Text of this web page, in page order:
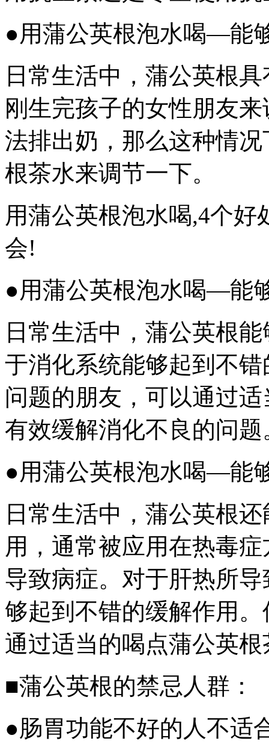
●用蒲公英根泡水喝—能
日常生活中，蒲公英根
刚生完孩子的女性朋友
法排出奶，那么这种情
根茶水来调节一下。
用蒲公英根泡水喝,4个
会!
●用蒲公英根泡水喝—能
日常生活中，蒲公英根
于消化系统能够起到不
问题的朋友，可以通过
有效缓解消化不良的问题
●用蒲公英根泡水喝—能
日常生活中，蒲公英根
用，通常被应用在热毒
导致病症。对于肝热所
够起到不错的缓解作用
通过适当的喝点蒲公英
■蒲公英根的禁忌人群：
●肠胃功能不好的人不适